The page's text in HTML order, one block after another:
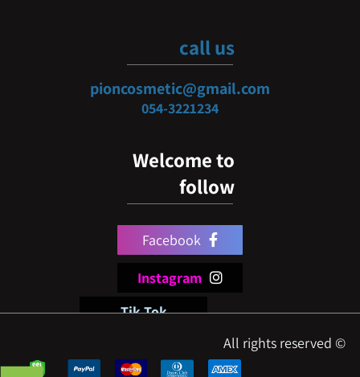
call us
pioncosmetic@gmail.com
054-3221234
Welcome to
follow
Facebook
Instagram
Tik Tok
© All rights reserved